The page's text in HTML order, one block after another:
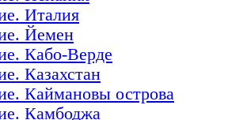
Италия
Йемен
Кабо-Верде
Казахстан
Каймановы острова
Камбоджа